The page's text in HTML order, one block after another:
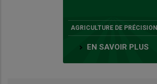
AGRICULTURE DE PRÉCISION
EN SAVOIR PLUS